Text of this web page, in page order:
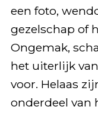
een foto,
gezelschap of
Ongemak,
het uiterlijk
voor. Helaas
onderdeel van